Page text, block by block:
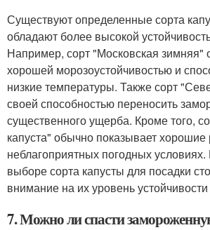
Существуют определенные сорта
обладают более высокой
Например, сорт "Московская зимняя"
хорошей морозоустойчивостью и
низкие температуры. Также сорт
своей способностью переносить
существенного ущерба. Кроме того,
капуста" обычно показывает хорошие
неблагоприятных погодных
выборе сорта капусты для посадки
внимание на их уровень
7. Можно ли спасти